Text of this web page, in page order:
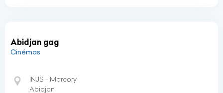
Abidjan gag
Cinémas
INJS - Marcory
Abidjan